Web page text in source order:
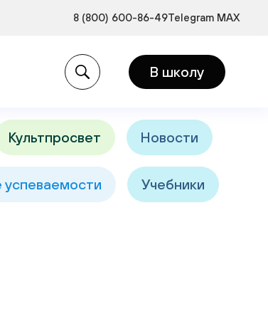
8 (800) 600-86-49Telegram MAX
В школу
Культпросвет Новости
успеваемости Учебники